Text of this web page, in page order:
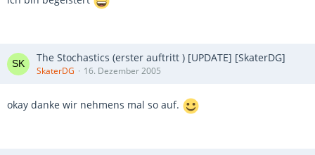
The Stochastics (erster auftritt ) [UPDATE] [SkaterDG]
SkaterDG 16. Dezember 2005
okay danke wir nehmens mal so auf.